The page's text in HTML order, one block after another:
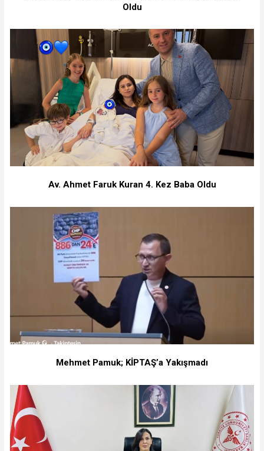
Oldu
Av. Ahmet Faruk Kuran 4. Kez Baba Oldu
Mehmet Pamuk; KİPTAŞ’a Yakışmadı